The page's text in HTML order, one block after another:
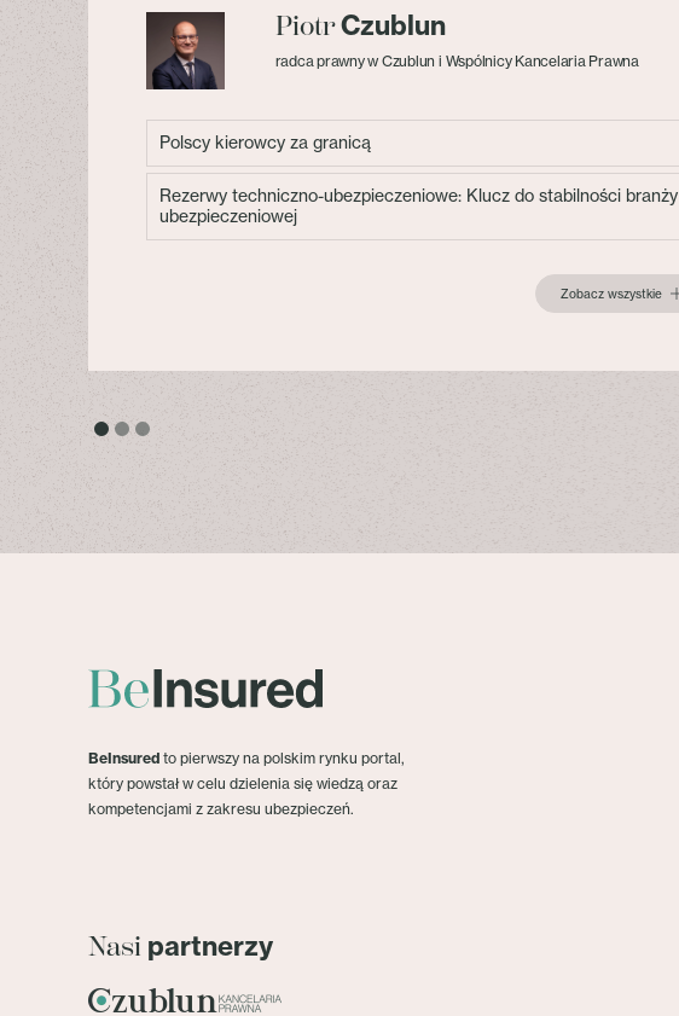
PiotrCzublun
radca prawny w Czublun i Wspólnicy Kancelaria Prawna
Polscy kierowcy za granicą
Rezerwy techniczno-ubezpieczeniowe: Klucz do stabilności branży
ubezpieczeniowej
Zobacz wszystkie
BeInsured to pierwszy na polskim rynku portal,
który powstał w celu dzielenia się wiedzą oraz
kompetencjami z zakresu ubezpieczeń.
Nasi partnerzy